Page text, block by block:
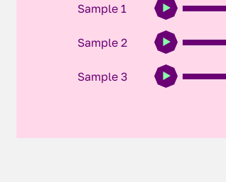
Sample 1
Sample 2
Sample 3